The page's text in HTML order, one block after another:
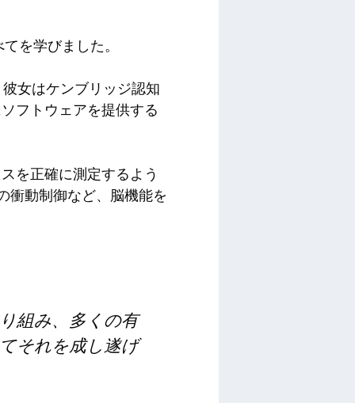
を学びました。
女はケンブリッジ認知
フトウェアを提供する
を正確に測定するよう
衝動制御など、脳機能を
組み、多くの有
それを成し遂げ